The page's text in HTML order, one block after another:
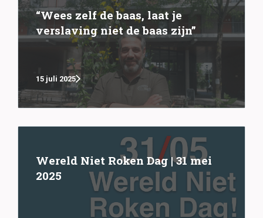
“Wees zelf de baas, laat je
verslaving niet de baas zijn”
15 juli 2025
Wereld Niet Roken Dag | 31 mei
2025